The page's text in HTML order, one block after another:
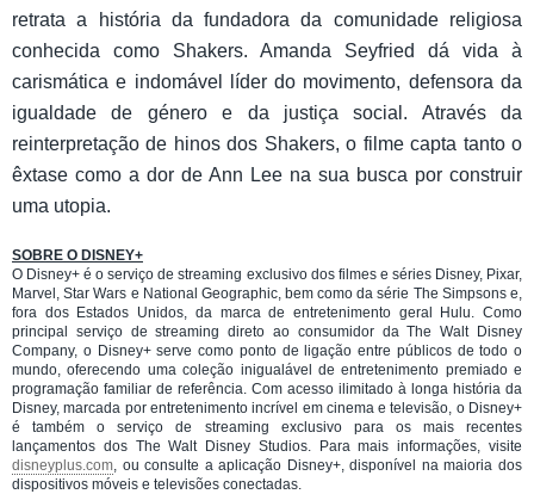
retrata a história da fundadora da comunidade religiosa
conhecida como Shakers. Amanda Seyfried dá vida à
carismática e indomável líder do movimento, defensora da
igualdade de género e da justiça social. Através da
reinterpretação de hinos dos Shakers, o filme capta tanto o
êxtase como a dor de Ann Lee na sua busca por construir
uma utopia.
SOBRE O DISNEY+
O Disney+ é o serviço de streaming exclusivo dos filmes e séries Disney, Pixar,
Marvel, Star Wars e National Geographic, bem como da série The Simpsons e,
fora dos Estados Unidos, da marca de entretenimento geral Hulu. Como
principal serviço de streaming direto ao consumidor da The Walt Disney
Company, o Disney+ serve como ponto de ligação entre públicos de todo o
mundo, oferecendo uma coleção inigualável de entretenimento premiado e
programação familiar de referência. Com acesso ilimitado à longa história da
Disney, marcada por entretenimento incrível em cinema e televisão, o Disney+
é também o serviço de streaming exclusivo para os mais recentes
lançamentos dos The Walt Disney Studios. Para mais informações, visite
disneyplus.com , ou consulte a aplicação Disney+, disponível na maioria dos
dispositivos móveis e televisões conectadas.